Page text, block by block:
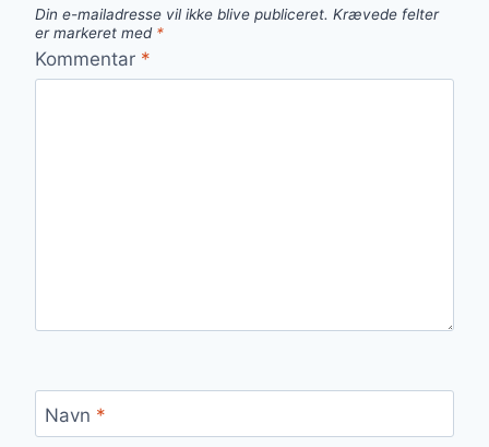
Din e-mailadresse vil ikke blive publiceret. Krævede felter
er markeret med *
Kommentar *
Navn *